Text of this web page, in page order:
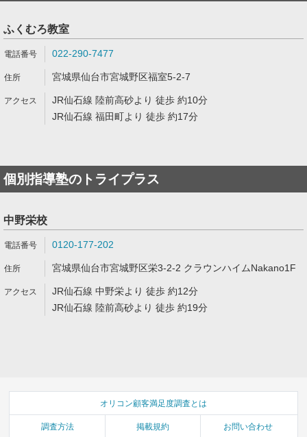
ふくむろ教室
022-290-7477
宮城県仙台市宮城野区福室5-2-7
JR仙石線 陸前高砂より 徒歩 約10分
JR仙石線 福田町より 徒歩 約17分
個別指導塾のトライプラス
中野栄校
0120-177-202
宮城県仙台市宮城野区栄3-2-2 クラウンハイムNakano1F
JR仙石線 中野栄より 徒歩 約12分
JR仙石線 陸前高砂より 徒歩 約19分
オリコン顧客満足度調査とは
調査方法 掲載規約 お問い合わせ